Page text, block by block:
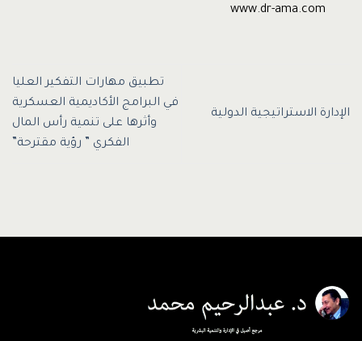
www.dr-ama.com
الإدارة الاستراتيجية الدولية
تطبيق مهارات التفكير العليا
في البرامج الأكاديمية العسكرية
وأثرها على تنمية رأس المال
الفكري ” رؤية مقترحة”